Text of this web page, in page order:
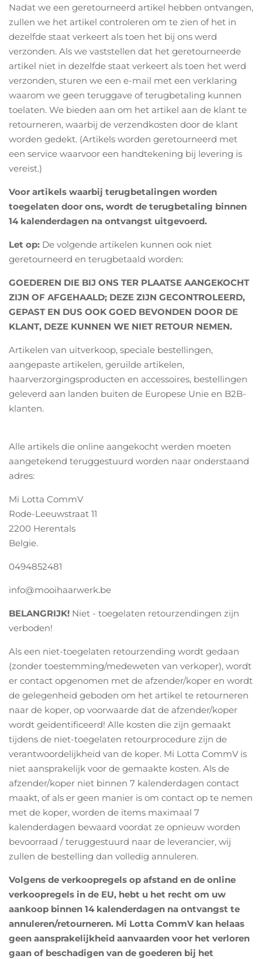
Nadat we een geretourneerd artikel hebben ontvangen,
zullen we het artikel controleren om te zien of het in
dezelfde staat verkeert als toen het bij ons werd
verzonden. Als we vaststellen dat het geretourneerde
artikel niet in dezelfde staat verkeert als toen het werd
verzonden, sturen we een e-mail met een verklaring
waarom we geen teruggave of terugbetaling kunnen
toelaten. We bieden aan om het artikel aan de klant te
retourneren, waarbij de verzendkosten door de klant
worden gedekt. (Artikels worden geretourneerd met
een service waarvoor een handtekening bij levering is
vereist.)
Voor artikels waarbij terugbetalingen worden
toegelaten door ons, wordt de terugbetaling binnen
14 kalenderdagen na ontvangst uitgevoerd.
Let op: De volgende artikelen kunnen ook niet
geretourneerd en terugbetaald worden:
GOEDEREN DIE BIJ ONS TER PLAATSE AANGEKOCHT
ZIJN OF AFGEHAALD; DEZE ZIJN GECONTROLEERD,
GEPAST EN DUS OOK GOED BEVONDEN DOOR DE
KLANT, DEZE KUNNEN WE NIET RETOUR NEMEN.
Artikelen van uitverkoop, speciale bestellingen,
aangepaste artikelen, geruilde artikelen,
haarverzorgingsproducten en accessoires, bestellingen
geleverd aan landen buiten de Europese Unie en B2B-
klanten.
Alle artikels die online aangekocht werden moeten
aangetekend teruggestuurd worden naar onderstaand
adres:
Mi Lotta CommV
Rode-Leeuwstraat 11
2200 Herentals
Belgie.
0494852481
info@mooihaarwerk.be
BELANGRIJK! Niet - toegelaten retourzendingen zijn
verboden!
Als een niet-toegelaten retourzending wordt gedaan
(zonder toestemming/medeweten van verkoper), wordt
er contact opgenomen met de afzender/koper en wordt
de gelegenheid geboden om het artikel te retourneren
naar de koper, op voorwaarde dat de afzender/koper
wordt geïdentificeerd! Alle kosten die zijn gemaakt
tijdens de niet-toegelaten retourprocedure zijn de
verantwoordelijkheid van de koper. Mi Lotta CommV is
niet aansprakelijk voor de gemaakte kosten. Als de
afzender/koper niet binnen 7 kalenderdagen contact
maakt, of als er geen manier is om contact op te nemen
met de koper, worden de items maximaal 7
kalenderdagen bewaard voordat ze opnieuw worden
bevoorraad / teruggestuurd naar de leverancier, wij
zullen de bestelling dan volledig annuleren.
Volgens de verkoopregels op afstand en de online
verkoopregels in de EU, hebt u het recht om uw
aankoop binnen 14 kalenderdagen na ontvangst te
annuleren/retourneren. Mi Lotta CommV kan helaas
geen aansprakelijkheid aanvaarden voor het verloren
gaan of beschadigen van de goederen bij het